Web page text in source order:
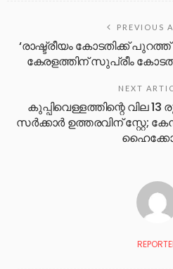
PREVIOUS
‘രാഷ്ട്രീയം കോടതിക്ക് പുറത്ത്
കേരളത്തിന് സുപ്രീം
NEXT
കുപ്പിവെള്ളത്തിന്റെ വില
സര്‍ക്കാര്‍ ഉത്തരവിന് സ്റ്റേ;